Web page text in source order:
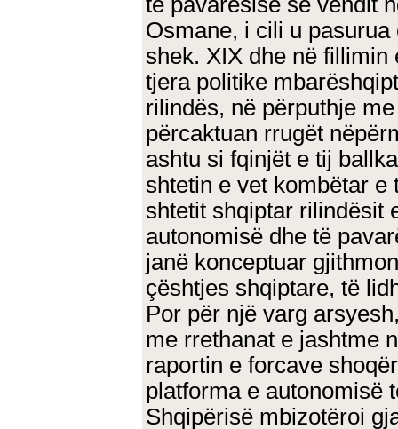
Osmane, i cili u
shek. XIX dhe në fillimin
tjera politike
rilindës, në përputhje
përcaktuan rrugët
ashtu si fqinjët e tij
shtetin e vet kombëtar
shtetit shqiptar rilindësit
autonomisë dhe të
janë konceptuar
çështjes shqiptare, të
Por për një varg
me rrethanat e jashtme
raportin e forcave
platforma e autonomisë
Shqipërisë mbizotëroi